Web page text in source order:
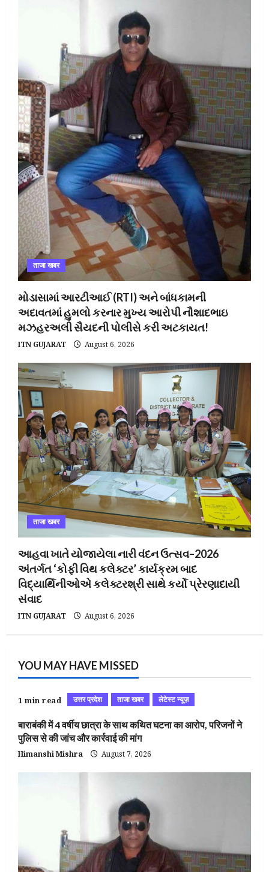
ताजा खबर
મોડાસામાં આરટીઆઈ (RTI) અને બાંધકામની
અદાવતમાં હુમલો કરનાર મુખ્ય આરોપી નૌશાદભાઇ
મઝહરઅલી સૈયદની પોલીસે કરી અટકાયત!
ITN GUJARAT August 6, 2026
ताजा खबर
આહવા ખાતે યોજાયેલા નારી વંદન ઉત્સવ–2026
અંતર્ગત ‘કોફી વિથ કલેક્ટર’ કાર્યક્રમ બાદ
વિદ્યાર્થિનીઓએ કલેક્ટરશ્રી સાથે કર્યો પ્રેરણાદાયી
સંવાદ
ITN GUJARAT August 6, 2026
YOU MAY HAVE MISSED
1 min read उत्तर प्रदेश ताजा खबर लेटेस्ट न्यूज़
बाराबंकी में 4 वर्षीय छात्रा के साथ कथित घटना का आरोप, परिजनों ने
पुलिस से की जांच और कार्रवाई की मांग
Himanshi Mishra August 7, 2026